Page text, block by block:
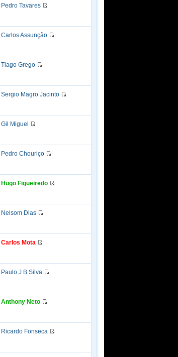
Pedro Tavares
Carlos Assunção
Tiago Grego
Sergio Magro Jacinto
Gil Miguel
Pedro Chouriço
Hugo Figueiredo
Nelsom Dias
Carlos Mota
Paulo J B Silva
Anthony Neto
Ricardo Fonseca